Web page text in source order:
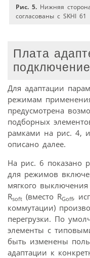
Рис. 5. Нижняя
согласованы с SKHI 61
Плата
подключение
Для адаптации
режимам
предусмотрена
подборных
рамками на рис. 4,
описано далее.
На рис. 6 показано
для режимов
мягкого выключения
Rsoft (вместо RGoff,
коммутации)
перегрузки. По
элементы с
быть изменены
адаптации к